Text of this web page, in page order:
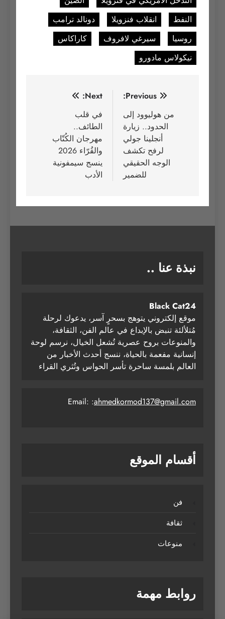
النفط
انقلاب فنزويلا
دونالد ترامب
روسيا
سيرغي لافروف
كاراكاس
نيكولاس مادورو
تصفّح
المقالات
Previous:
من هوليوود إلى
الحدود.. زيارة
أنجلينا جولي
لرفح تكشف
الوجه الحقيقي
للضمير
Next:
في قلب
الطائف..
مهرجان الكُتّاب
والقُرّاء 2026
ينسج سيمفونية
الأدب
نبذة عنا ..
Black Cat24
موقع إلكتروني يتوهج بسحرٍ آسر، يدعوك لرحلة
مُتلألئة تنبض بالإبداع في عالم الفن، الثقافة،
والمنوعات بروح عصرية تُشعل الخيال، نرسم لوحة
إنسانية مفعمة بالحياة، ننسج أحدث الأخبار من
العالم بلمسة ساحرة تأسر الحواس وتُثري القراء
Email: :ahmedkormod137@gmail.com
أقسام الموقع
فن
ثقافة
منوعات
روابط مهمة